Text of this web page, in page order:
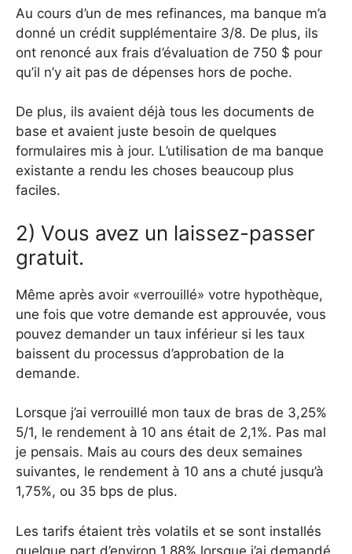
Au cours d’un de mes refinances, ma banque m’a
donné un crédit supplémentaire 3/8. De plus, ils
ont renoncé aux frais d’évaluation de 750 $ pour
qu’il n’y ait pas de dépenses hors de poche.
De plus, ils avaient déjà tous les documents de
base et avaient juste besoin de quelques
formulaires mis à jour. L’utilisation de ma banque
existante a rendu les choses beaucoup plus
faciles.
2) Vous avez un laissez-passer
gratuit.
Même après avoir «verrouillé» votre hypothèque,
une fois que votre demande est approuvée, vous
pouvez demander un taux inférieur si les taux
baissent du processus d’approbation de la
demande.
Lorsque j’ai verrouillé mon taux de bras de 3,25%
5/1, le rendement à 10 ans était de 2,1%. Pas mal
je pensais. Mais au cours des deux semaines
suivantes, le rendement à 10 ans a chuté jusqu’à
1,75%, ou 35 bps de plus.
Les tarifs étaient très volatils et se sont installés
quelque part d’environ 1,88% lorsque j’ai demandé